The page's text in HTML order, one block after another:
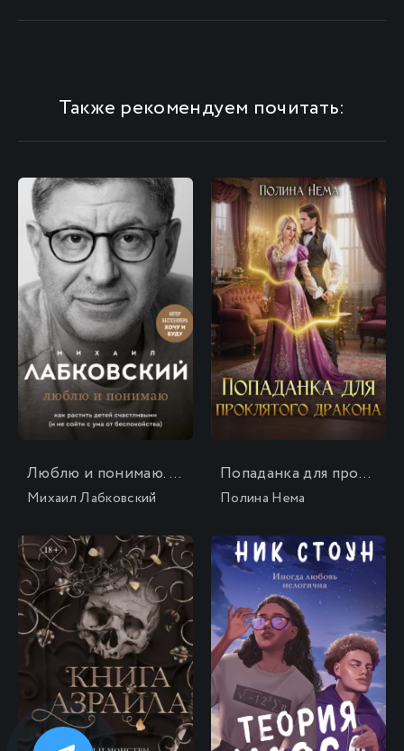
Также рекомендуем почитать:
Люблю и понимаю. Как растить детей счастливыми (и не сойти с ума от беспокойства)
Михаил Лабковский
Попаданка для проклятого дракона
Полина Нема